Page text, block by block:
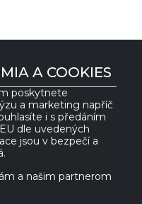
CZ27469662
A COOKIES
poskytnete
a marketing napříč
i s předáním
dle uvedených
jsou v bezpečí a
a našim partnerom